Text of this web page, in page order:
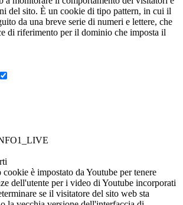
del sito. È un cookie di tipo pattern, in cui il
da una breve serie di numeri e lettere, che
di riferimento per il dominio che imposta il
cookie è impostato da Youtube per tenere
dell'utente per i video di Youtube incorporati
se il visitatore del sito web sta